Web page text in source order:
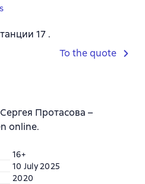
17 .
To the quote
Протасова –
online.
16+
10 July 2025
2020